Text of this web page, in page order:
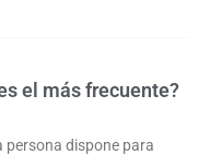
el más frecuente?
persona dispone para